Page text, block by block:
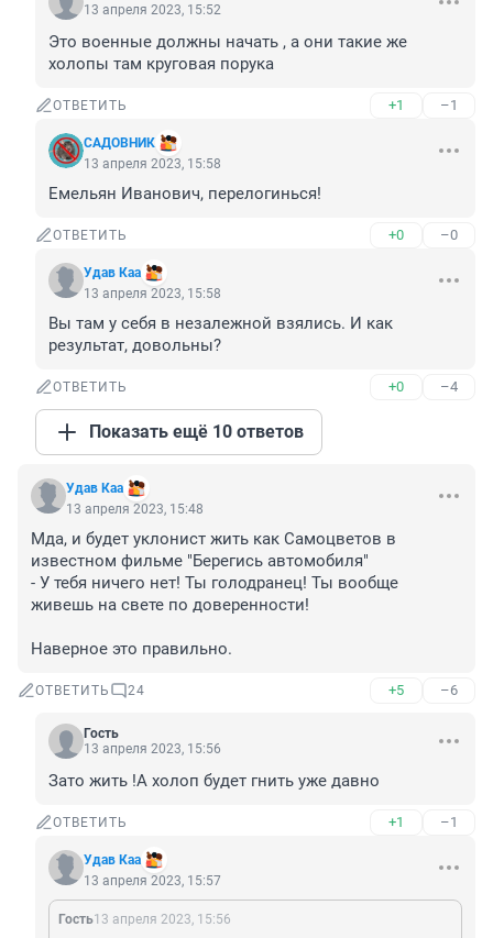
13 апреля 2023, 15:52
Это военные должны начать , а они такие же
холопы там круговая порука
ОТВЕТИТЬ +1 –1
САДОВНИК
13 апреля 2023, 15:58
Емельян Иванович, перелогинься!
ОТВЕТИТЬ +0 –0
Удав Каа
13 апреля 2023, 15:58
Вы там у себя в незалежной взялись. И как
результат, довольны?
ОТВЕТИТЬ +0 –4
Показать ещё 10 ответов
Удав Каа
13 апреля 2023, 15:48
Мда, и будет уклонист жить как Самоцветов в
известном фильме "Берегись автомобиля"
- У тебя ничего нет! Ты голодранец! Ты вообще
живешь на свете по доверенности!
Наверное это правильно.
ОТВЕТИТЬ 24 +5 –6
Гость
13 апреля 2023, 15:56
Зато жить !А холоп будет гнить уже давно
ОТВЕТИТЬ +1 –1
Удав Каа
13 апреля 2023, 15:57
Гость13 апреля 2023, 15:56